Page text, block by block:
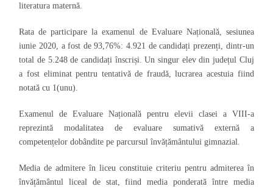
literatura maternă.
Rata de participare la examenul de Evaluare Națională, sesiunea
iunie 2020, a fost de 93,76%: 4.921 de candidați prezenți, dintr-un
total de 5.248 de candidați înscriși. Un singur elev din județul Cluj
a fost eliminat pentru tentativă de fraudă, lucrarea acestuia fiind
notată cu 1(unu).
Examenul de Evaluare Națională pentru elevii clasei a VIII-a
reprezintă modalitatea de evaluare sumativă externă a
competențelor dobândite pe parcursul învățământului gimnazial.
Media de admitere în liceu constituie criteriu pentru admiterea în
învățământul liceal de stat, fiind media ponderată între media